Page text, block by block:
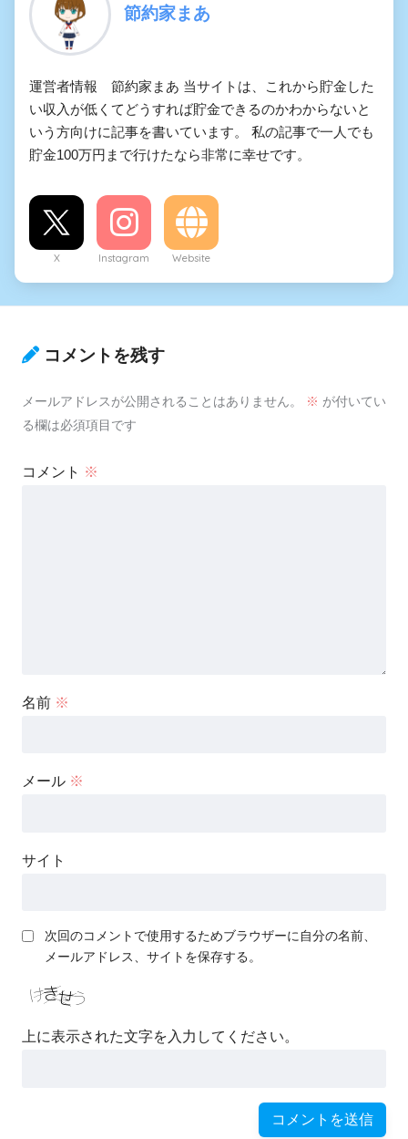
節約家まあ
運営者情報 節約家まあ 当サイトは、これから貯金した
い収入が低くてどうすれば貯金できるのかわからないと
いう方向けに記事を書いています。 私の記事で一人でも
貯金100万円まで行けたなら非常に幸せです。
X Instagram Website
コメントを残す
メールアドレスが公開されることはありません。 ※ が付いてい
る欄は必須項目です
コメント ※
名前 ※
メール ※
サイト
次回のコメントで使用するためブラウザーに自分の名前、
メールアドレス、サイトを保存する。
上に表示された文字を入力してください。